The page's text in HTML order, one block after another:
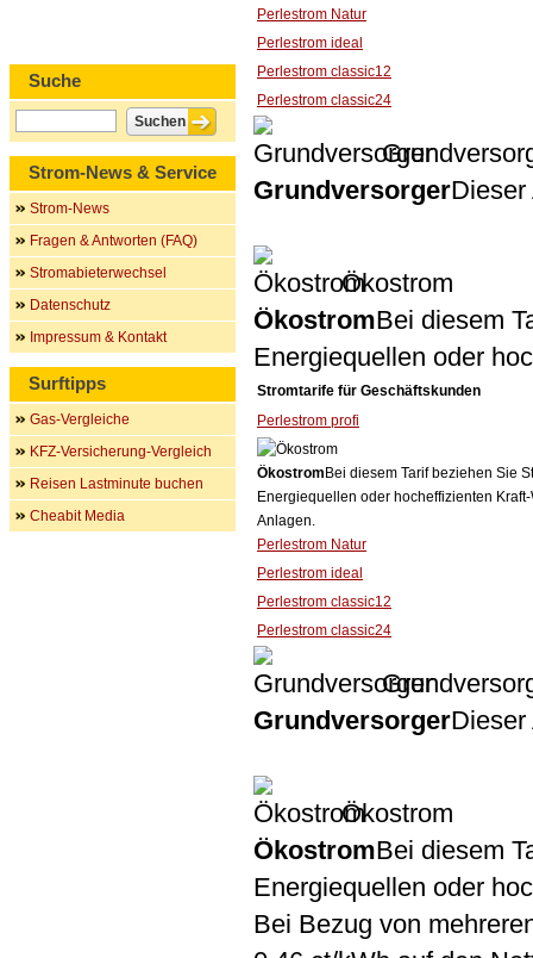
Perlestrom Natur
Perlestrom ideal
Perlestrom classic12
Perlestrom classic24
GrundversorgerDieser
Ökostrom
ÖkostromBei diesem
Energiequellen oder
Stromtarife für Geschäftskunden
Perlestrom profi
Ökostrom Bei diesem Tarif beziehen Sie
Energiequellen oder hocheffizienten
Anlagen.
Perlestrom Natur
Perlestrom ideal
Perlestrom classic12
Perlestrom classic24
GrundversorgerDieser
Ökostrom
ÖkostromBei diesem
Energiequellen oder
Bei Bezug von
Suche
Strom-News & Service
Strom-News
Fragen & Antworten (FAQ)
Stromabieterwechsel
Datenschutz
Impressum & Kontakt
Surftipps
Gas-Vergleiche
KFZ-Versicherung-Vergleich
Reisen Lastminute buchen
Cheabit Media